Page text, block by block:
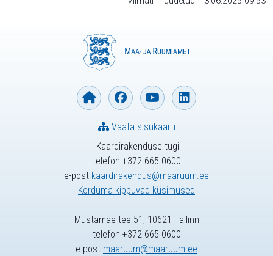
Kaardirakenduse tugi
telefon +372 665 0600
e-post kaardirakendus@maaruum.ee
Korduma kippuvad küsimused
Vaata sisukaarti
Mustamäe tee 51, 10621 Tallinn
telefon +372 665 0600
e-post maaruum@maaruum.ee